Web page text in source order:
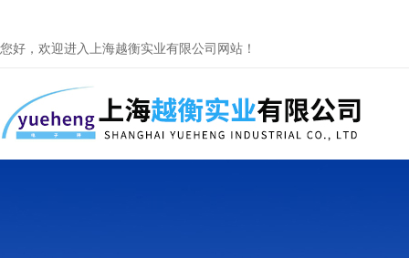
您好，欢迎进入上海越衡实业有限公司网站！